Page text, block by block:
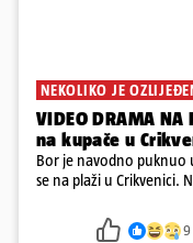
NEKOLIKO JE
VIDEO DRAMA NA
na kupače u
Bor je navodno puknuo
se na plaži u Crikvenici.
9